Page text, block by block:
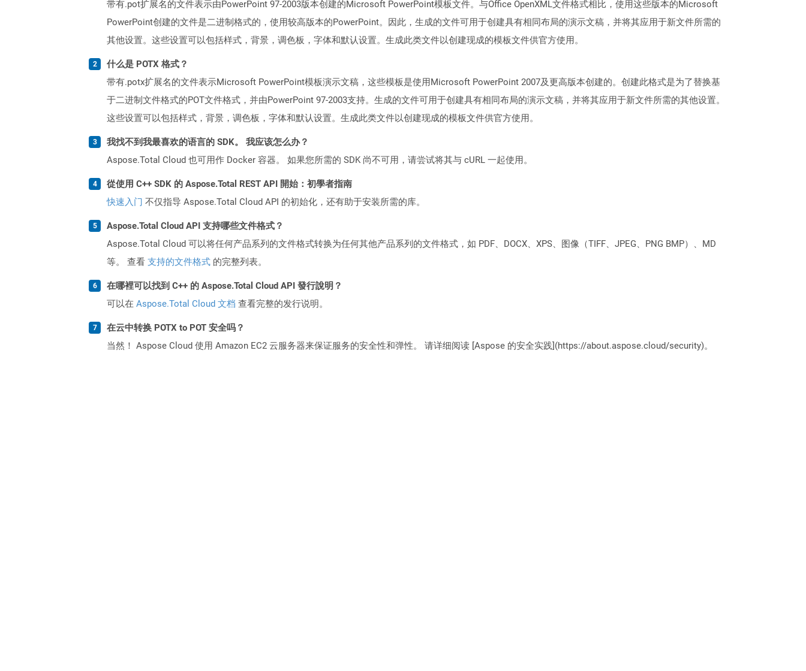
带有.pot扩展名的文件表示由PowerPoint 97-2003版本创建的Microsoft PowerPoint模板文件。与Office OpenXML文件格式相比，使用这些版本的Microsoft
PowerPoint创建的文件是二进制格式的，使用较高版本的PowerPoint。因此，生成的文件可用于创建具有相同布局的演示文稿，并将其应用于新文件所需的
其他设置。这些设置可以包括样式，背景，调色板，字体和默认设置。生成此类文件以创建现成的模板文件供官方使用。
什么是 POTX 格式？
带有.potx扩展名的文件表示Microsoft PowerPoint模板演示文稿，这些模板是使用Microsoft PowerPoint 2007及更高版本创建的。创建此格式是为了替换基
于二进制文件格式的POT文件格式，并由PowerPoint 97-2003支持。生成的文件可用于创建具有相同布局的演示文稿，并将其应用于新文件所需的其他设置。
这些设置可以包括样式，背景，调色板，字体和默认设置。生成此类文件以创建现成的模板文件供官方使用。
我找不到我最喜欢的语言的 SDK。 我应该怎么办？
Aspose.Total Cloud 也可用作 Docker 容器。 如果您所需的 SDK 尚不可用，请尝试将其与 cURL 一起使用。
從使用 C++ SDK 的 Aspose.Total REST API 開始：初學者指南
快速入门 不仅指导 Aspose.Total Cloud API 的初始化，还有助于安装所需的库。
Aspose.Total Cloud API 支持哪些文件格式？
Aspose.Total Cloud 可以将任何产品系列的文件格式转换为任何其他产品系列的文件格式，如 PDF、DOCX、XPS、图像（TIFF、JPEG、PNG BMP）、MD
等。 查看 支持的文件格式 的完整列表。
在哪裡可以找到 C++ 的 Aspose.Total Cloud API 發行說明？
可以在 Aspose.Total Cloud 文档 查看完整的发行说明。
在云中转换 POTX to POT 安全吗？
当然！ Aspose Cloud 使用 Amazon EC2 云服务器来保证服务的安全性和弹性。 请详细阅读 [Aspose 的安全实践](https://about.aspose.cloud/security)。